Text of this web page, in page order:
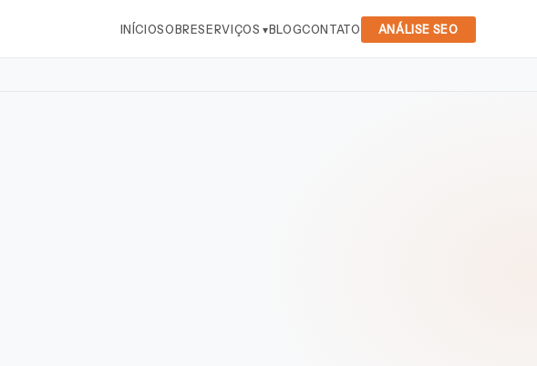
INÍCIOSOBRESERVIÇOS ▾ BLOGCONTATO ANÁLISE SEO